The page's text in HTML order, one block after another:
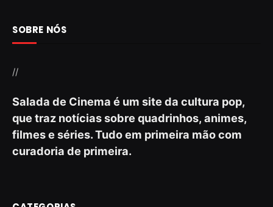
SOBRE NÓS
//
Salada de Cinema é um site da cultura pop,
que traz notícias sobre quadrinhos, animes,
filmes e séries. Tudo em primeira mão com
curadoria de primeira.